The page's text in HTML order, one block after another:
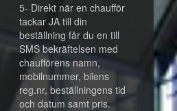
5- Direkt när en chaufför
tackar JA till din
beställning får du en till
SMS bekräftelsen med
chaufförens namn,
mobilnummer, bilens
reg.nr, beställningens tid
och datum samt pris.